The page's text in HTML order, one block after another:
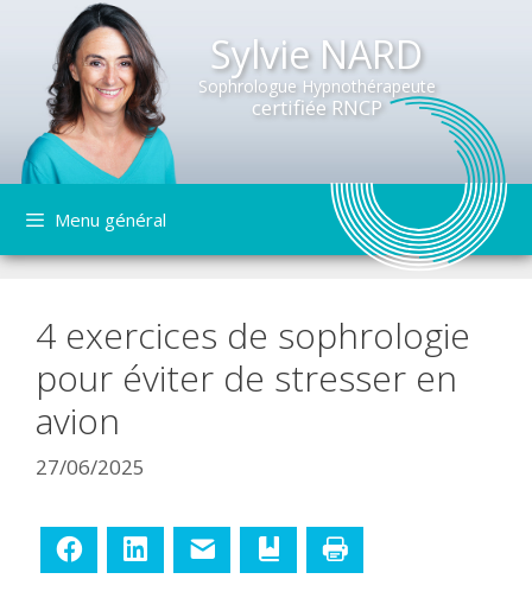
Sylvie NARD
Sophrologue Hypnothérapeute
certifiée RNCP
contenu
Menu général
4 exercices de sophrologie
pour éviter de stresser en
avion
27/06/2025
Facebook LinkedIn Ajouter aux favoris